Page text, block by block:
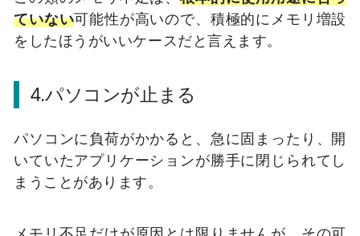
ていない可能性が高いので、積極的にメモリ増設
をしたほうがいいケースだと言えます。
4.パソコンが止まる
パソコンに負荷がかかると、急に固まったり、開
いていたアプリケーションが勝手に閉じられてし
まうことがあります。